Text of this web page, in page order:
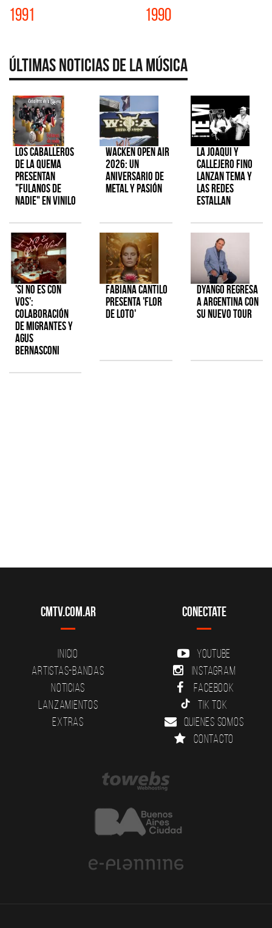
1991 1990
Últimas Noticias de la Música
Los Caballeros
de la Quema
presentan
"Fulanos de
Nadie" en vinilo
Wacken Open Air
2026: Un
aniversario de
metal y pasión
La Joaqui y
Callejero Fino
lanzan tema y
las redes
estallan
'Si No Es Con
Vos':
colaboración
de Migrantes y
Agus
Bernasconi
Fabiana Cantilo
presenta 'Flor
de Loto'
Dyango regresa
a Argentina con
su nuevo tour
CMTV.com.ar
Inicio
Artistas-Bandas
Noticias
Lanzamientos
Extras
Conectate
YouTube
Instagram
Facebook
Tik Tok
Quienes somos
Contacto